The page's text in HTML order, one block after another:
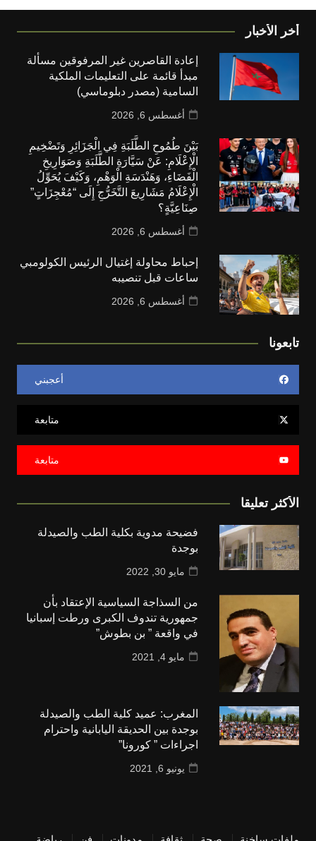
أخر الأخبار
إعادة القاصرين غير المرفوقين مسألة
مبدأ قائمة على التعليمات الملكية
السامية (مصدر دبلوماسي)
أغسطس 6, 2026
بَيْنَ طُمُوحِ الطَّلَبَةِ فِي الْجَزَائِرِ وَتَضْخِيمِ
الْإِعْلَامِ: عَنْ سَيَّارَةِ الطَّلَبَةِ وَصَوَارِيخِ
الْفَضَاءِ، وَهَنْدَسَةِ الْوَهْمِ، وَكَيْفَ يُحَوِّلُ
الْإِعْلَامُ مَشَارِيعَ التَّخَرُّجِ إِلَى “مُعْجِزَاتٍ”
صِنَاعِيَّةٍ؟
أغسطس 6, 2026
إحباط محاولة إغتيال الرئيس الكولومبي
ساعات قبل تنصيبه
أغسطس 6, 2026
تابعونا
أعجبني
متابعة
متابعة
الأكثر تعليقا
فضيحة مدوية بكلية الطب والصيدلة
بوجدة
مايو 30, 2022
من السذاجة السياسية الإعتقاد بأن
جمهورية تندوف الكبرى ورطت إسبانيا
في واقعة ” بن بطوش”
مايو 4, 2021
المغرب: عميد كلية الطب والصيدلة
بوجدة بين الحديقة اليابانية واحترام
اجراءات ” كورونا”
يونيو 6, 2021